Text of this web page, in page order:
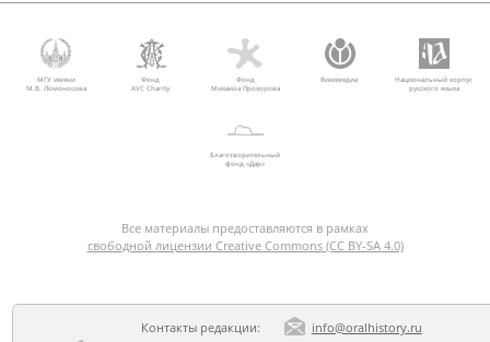
МГУ имени
М.В. Ломоносова
Фонд
AVC Charity
Фонд
Михаила Прохорова
Викимедиа
Национальный корпус
русского языка
Благотворительный
фонд «Дар»
Все материалы предоставляются в рамках
свободной лицензии Creative Commons (CC BY-SA 4.0)
Контакты редакции:
info@oralhistory.ru